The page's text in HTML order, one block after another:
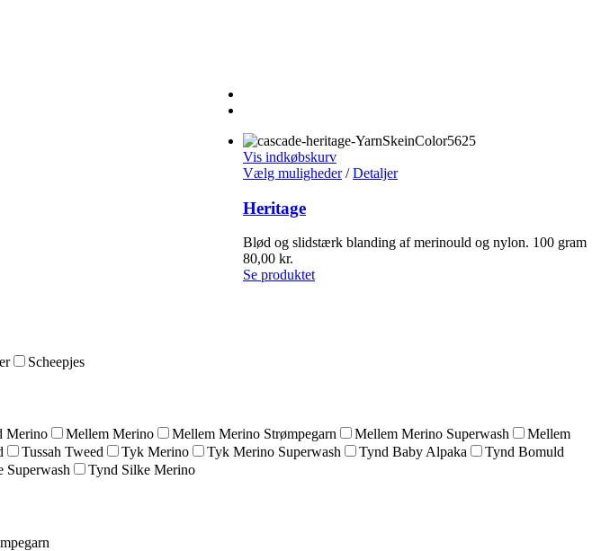
Vis indkøbskurv
Vælg muligheder/ Detaljer
Heritage
Blød og slidstærk blanding af merinould og nylon. 100 gram
80,00 kr.
Se produktet
Scheepjes
Merino Mellem Merino Mellem Merino Strømpegarn Mellem Merino Superwash
Mellem
Tussah Tweed Tyk Merino Tyk Merino Superwash Tynd Baby Alpaka
Tynd Bomuld
Superwash Tynd Silke Merino